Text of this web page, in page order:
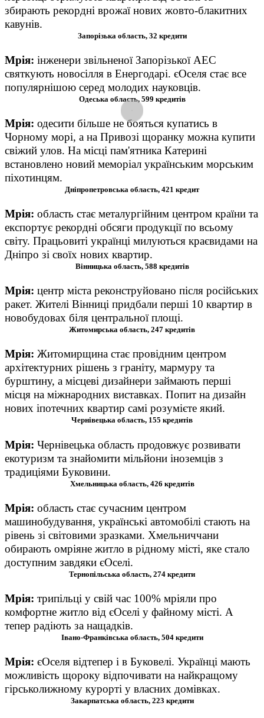
збирають рекордні врожаї нових жовто-блакитних
кавунів.
Запорізька область, 32 кредити
Мрія: інженери звільненої Запорізької АЕС
святкують новосілля в Енергодарі. єОселя стає все
популярнішою серед молодих науковців.
Одеська область, 599 кредитів
Мрія: одесити більше не бояться купатись в
Чорному морі, а на Привозі щоранку можна купити
свіжий улов. На місці пам'ятника Катерині
встановлено новий меморіал українським морським
піхотинцям.
Дніпропетровська область, 421 кредит
Мрія: область стає металургійним центром країни та
експортує рекордні обсяги продукції по всьому
світу. Працьовиті українці милуються краєвидами на
Дніпро зі своїх нових квартир.
Вінницька область, 588 кредитів
Мрія: центр міста реконструйовано після російських
ракет. Жителі Вінниці придбали перші 10 квартир в
новобудовах біля центральної площі.
Житомирська область, 247 кредитів
Мрія: Житомирщина стає провідним центром
архітектурних рішень з граніту, мармуру та
бурштину, а місцеві дизайнери займають перші
місця на міжнародних виставках. Попит на дизайн
нових іпотечних квартир самі розумієте який.
Чернівецька область, 155 кредитів
Мрія: Чернівецька область продовжує розвивати
екотуризм та знайомити мільйони іноземців з
традиціями Буковини.
Хмельницька область, 426 кредитів
Мрія: область стає сучасним центром
машинобудування, українські автомобілі стають на
рівень зі світовими зразками. Хмельниччани
обирають омріяне житло в рідному місті, яке стало
доступним завдяки єОселі.
Тернопільська область, 274 кредити
Мрія: трипільці у свій час 100% мріяли про
комфортне житло від єОселі у файному місті. А
тепер радіють за нащадків.
Івано-Франківська область, 504 кредити
Мрія: єОселя відтепер і в Буковелі. Українці мають
можливість щороку відпочивати на найкращому
гірськолижному курорті у власних домівках.
Закарпатська область, 223 кредити